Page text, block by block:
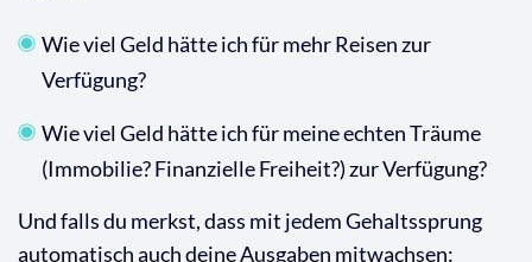
Wie viel Geld hätte ich für mehr Reisen zur
Verfügung?
Wie viel Geld hätte ich für meine echten Träume
(Immobilie? Finanzielle Freiheit?) zur Verfügung?
Und falls du merkst, dass mit jedem Gehaltssprung
automatisch auch deine Ausgaben mitwachsen: